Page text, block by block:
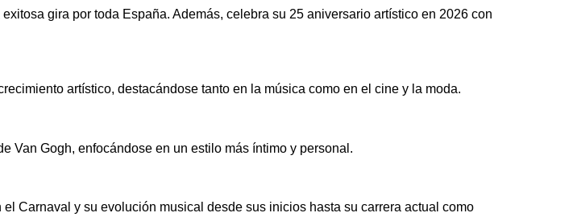
gira por toda España. Además, celebra su 25 aniversario artístico en 2026 con
artístico, destacándose tanto en la música como en el cine y la moda.
Van Gogh, enfocándose en un estilo más íntimo y personal.
Carnaval y su evolución musical desde sus inicios hasta su carrera actual como